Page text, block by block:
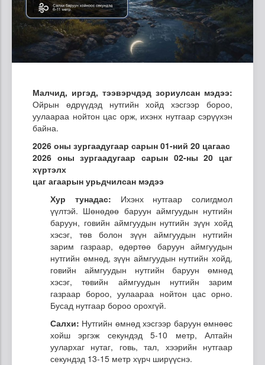
Малчид, иргэд, тээвэрчдэд зориулсан мэдээ:
Ойрын өдрүүдэд нутгийн хойд хэсгээр бороо,
уулаараа нойтон цас орж, ихэнх нутгаар сэрүүхэн
байна.
2026 оны зургаадугаар сарын 01-ний 20 цагаас
2026 оны зургаадугаар сарын 02-ны 20 цаг
хүртэлх
цаг агаарын урьдчилсан мэдээ
Хур тунадас: Ихэнх нутгаар солигдмол
үүлтэй. Шөнөдөө баруун аймгуудын нутгийн
баруун, говийн аймгуудын нутгийн зүүн хойд
хэсэг, төв болон зүүн аймгуудын нутгийн
зарим газраар, өдөртөө баруун аймгуудын
нутгийн өмнөд, зүүн аймгуудын нутгийн хойд,
говийн аймгуудын нутгийн баруун өмнөд
хэсэг, төвийн аймгуудын нутгийн зарим
газраар бороо, уулаараа нойтон цас орно.
Бусад нутгаар бороо орохгүй.
Салхи: Нутгийн өмнөд хэсгээр баруун өмнөөс
хойш эргэж секундэд 5-10 метр, Алтайн
уулархаг нутаг, говь, тал, хээрийн нутгаар
секундэд 13-15 метр хүрч ширүүснэ.